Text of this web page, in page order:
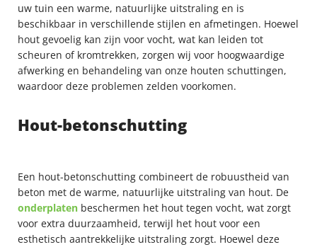
uw tuin een warme, natuurlijke uitstraling en is
beschikbaar in verschillende stijlen en afmetingen. Hoewel
hout gevoelig kan zijn voor vocht, wat kan leiden tot
scheuren of kromtrekken, zorgen wij voor hoogwaardige
afwerking en behandeling van onze houten schuttingen,
waardoor deze problemen zelden voorkomen.
Hout-betonschutting
Een hout-betonschutting combineert de robuustheid van
beton met de warme, natuurlijke uitstraling van hout. De
onderplaten beschermen het hout tegen vocht, wat zorgt
voor extra duurzaamheid, terwijl het hout voor een
esthetisch aantrekkelijke uitstraling zorgt. Hoewel deze